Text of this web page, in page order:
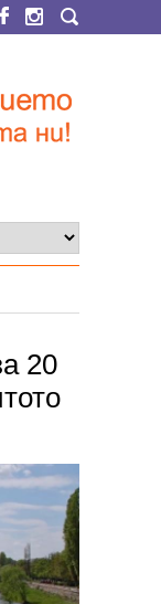
20